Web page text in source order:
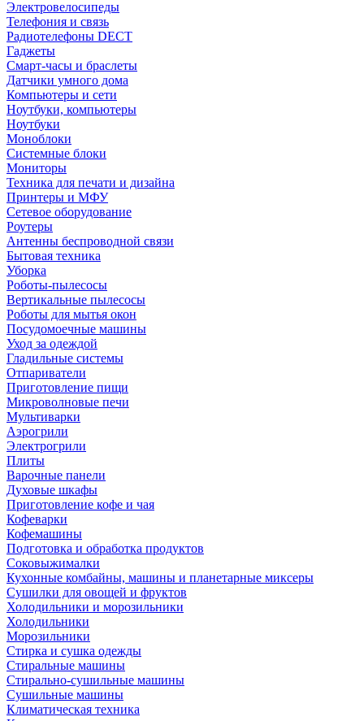
Электровелосипеды
Телефония и связь
Радиотелефоны DECT
Гаджеты
Смарт-часы и браслеты
Датчики умного дома
Компьютеры и сети
Ноутбуки, компьютеры
Ноутбуки
Моноблоки
Системные блоки
Мониторы
Техника для печати и дизайна
Принтеры и МФУ
Сетевое оборудование
Роутеры
Антенны беспроводной связи
Бытовая техника
Уборка
Роботы-пылесосы
Вертикальные пылесосы
Роботы для мытья окон
Посудомоечные машины
Уход за одеждой
Гладильные системы
Отпариватели
Приготовление пищи
Микроволновые печи
Мультиварки
Аэрогрили
Электрогрили
Плиты
Варочные панели
Духовые шкафы
Приготовление кофе и чая
Кофеварки
Кофемашины
Подготовка и обработка продуктов
Соковыжималки
Кухонные комбайны, машины и планетарные миксеры
Сушилки для овощей и фруктов
Холодильники и морозильники
Холодильники
Морозильники
Стирка и сушка одежды
Стиральные машины
Стирально-сушильные машины
Сушильные машины
Климатическая техника